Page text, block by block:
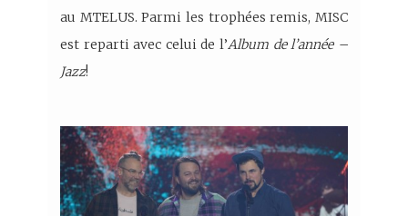
au MTELUS. Parmi les trophées remis, MISC
est reparti avec celui de l’Album de l’année –
Jazz!